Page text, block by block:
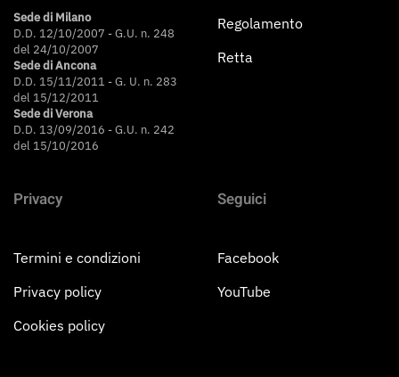
Sede di Milano
D.D. 12/10/2007 - G.U. n. 248
del 24/10/2007
Sede di Ancona
D.D. 15/11/2011 - G. U. n. 283
del 15/12/2011
Sede di Verona
D.D. 13/09/2016 - G.U. n. 242
del 15/10/2016
Regolamento
Retta
Privacy
Termini e condizioni
Privacy policy
Cookies policy
Seguici
Facebook
YouTube